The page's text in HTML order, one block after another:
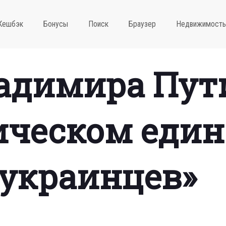
Бонусы Поиск Браузер Недвижимость